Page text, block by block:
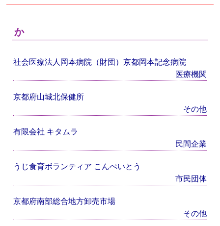
か
社会医療法人岡本病院（財団）京都岡本記念病院
医療機関
京都府山城北保健所
その他
有限会社 キタムラ
民間企業
うじ食育ボランティア こんぺいとう
市民団体
京都府南部総合地方卸売市場
その他